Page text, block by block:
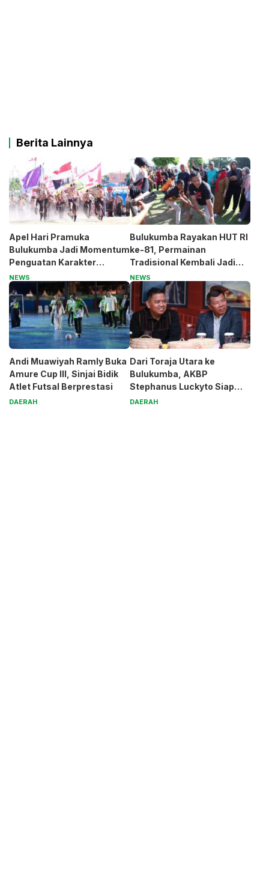
Berita Lainnya
Apel Hari Pramuka
Bulukumba Jadi Momentum
Penguatan Karakter
Generasi Muda
NEWS
Bulukumba Rayakan HUT RI
ke-81, Permainan
Tradisional Kembali Jadi
Magnet
NEWS
Andi Muawiyah Ramly Buka
Amure Cup III, Sinjai Bidik
Atlet Futsal Berprestasi
DAERAH
Dari Toraja Utara ke
Bulukumba, AKBP
Stephanus Luckyto Siap
Jaga Kamtibmas
DAERAH